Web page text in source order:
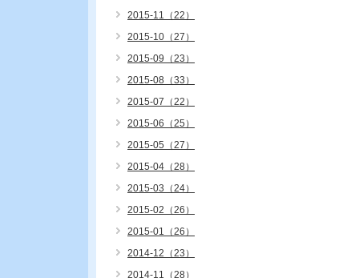
2015-11（22）
2015-10（27）
2015-09（23）
2015-08（33）
2015-07（22）
2015-06（25）
2015-05（27）
2015-04（28）
2015-03（24）
2015-02（26）
2015-01（26）
2014-12（23）
2014-11（28）